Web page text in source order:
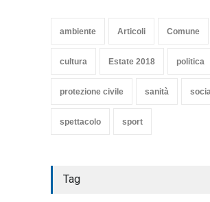
TARQUINIA
ambiente Articoli Comune
cultura Estate 2018 politica
protezione civile sanità
spettacolo sport
Tag